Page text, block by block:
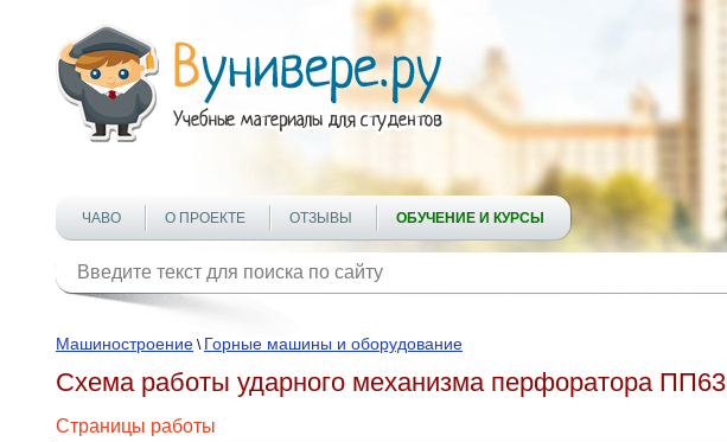
ЧАВО О ПРОЕКТЕ ОТЗЫВЫ ОБУЧЕНИЕ И КУРСЫ
Машиностроение \ Горные машины и оборудование
Схема работы ударного механизма перфоратора ПП63
Страницы работы